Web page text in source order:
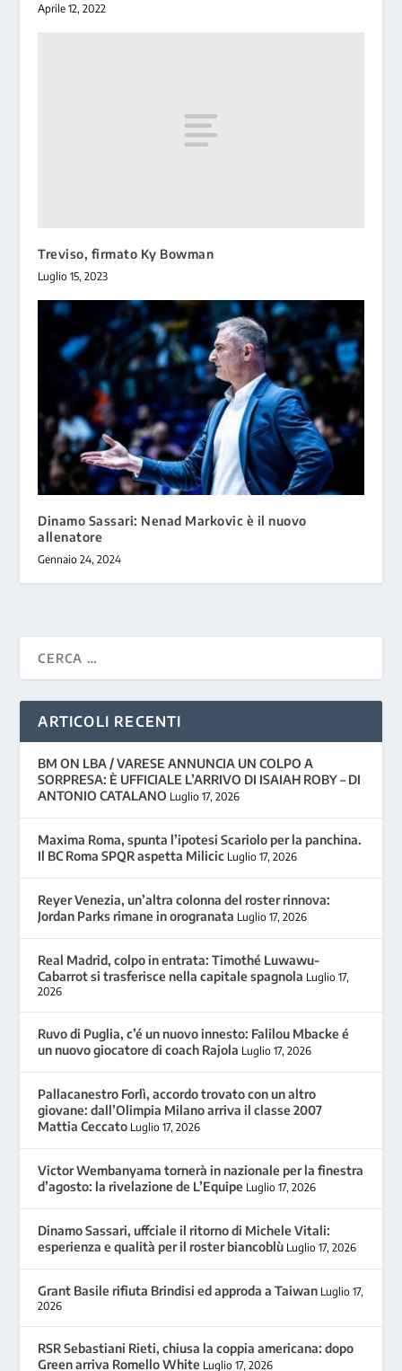
Aprile 12, 2022
Treviso, firmato Ky Bowman
Luglio 15, 2023
Dinamo Sassari: Nenad Markovic è il nuovo
allenatore
Gennaio 24, 2024
ARTICOLI RECENTI
BM ON LBA / VARESE ANNUNCIA UN COLPO A
SORPRESA: È UFFICIALE L’ARRIVO DI ISAIAH ROBY – DI
ANTONIO CATALANO Luglio 17, 2026
Maxima Roma, spunta l’ipotesi Scariolo per la panchina.
Il BC Roma SPQR aspetta Milicic Luglio 17, 2026
Reyer Venezia, un’altra colonna del roster rinnova:
Jordan Parks rimane in orogranata Luglio 17, 2026
Real Madrid, colpo in entrata: Timothé Luwawu-
Cabarrot si trasferisce nella capitale spagnola Luglio 17,
2026
Ruvo di Puglia, c’é un nuovo innesto: Falilou Mbacke é
un nuovo giocatore di coach Rajola Luglio 17, 2026
Pallacanestro Forlì, accordo trovato con un altro
giovane: dall’Olimpia Milano arriva il classe 2007
Mattia Ceccato Luglio 17, 2026
Victor Wembanyama tornerà in nazionale per la finestra
d’agosto: la rivelazione de L’Equipe Luglio 17, 2026
Dinamo Sassari, uffciale il ritorno di Michele Vitali:
esperienza e qualità per il roster biancoblù Luglio 17, 2026
Grant Basile rifiuta Brindisi ed approda a Taiwan Luglio 17,
2026
RSR Sebastiani Rieti, chiusa la coppia americana: dopo
Green arriva Romello White Luglio 17, 2026